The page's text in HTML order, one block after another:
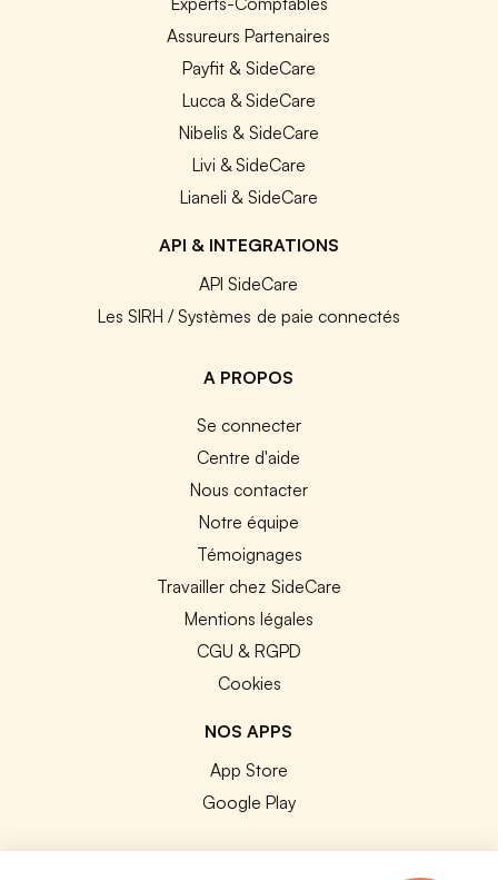
Assureurs Partenaires
Payfit & SideCare
Lucca & SideCare
Nibelis & SideCare
Livi & SideCare
Lianeli & SideCare
API & INTEGRATIONS
API SideCare
Les SIRH / Systèmes de paie connectés
A PROPOS
Se connecter
Centre d'aide
Nous contacter
Notre équipe
Témoignages
Travailler chez SideCare
Mentions légales
CGU & RGPD
Cookies
NOS APPS
App Store
Google Play